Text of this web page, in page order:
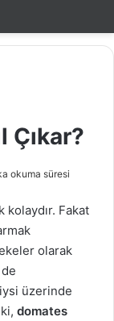
Çıkar?
okuma süresi
Fakat
olarak
üzerinde
domates